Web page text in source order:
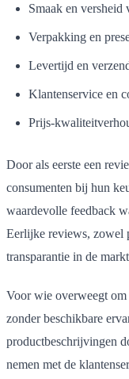
Smaak en versheid
Verpakking en
Levertijd en
Klantenservice en
Prijs-
Door als eerste een
consumenten bij hun
waardevolle feedback
Eerlijke reviews, zowel
transparantie in de
Voor wie overweegt
zonder beschikbare
productbeschrijvingen
nemen met de